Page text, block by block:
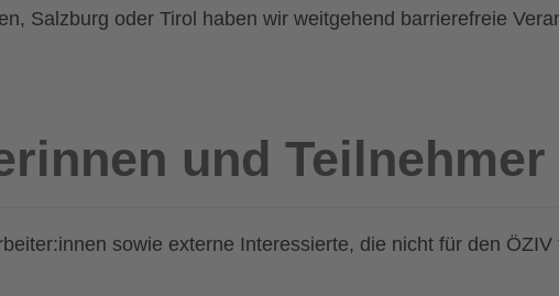
Salzburg oder Tirol haben wir weitgehend barrierefreie
und Teilnehmer
sowie externe Interessierte, die nicht für den ÖZIV